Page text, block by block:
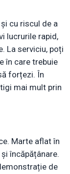
cu riscul de a
lucrurile rapid,
La serviciu, poți
în care trebuie
forțezi. În
mai mult prin
Marte aflat în
încăpățânare.
de